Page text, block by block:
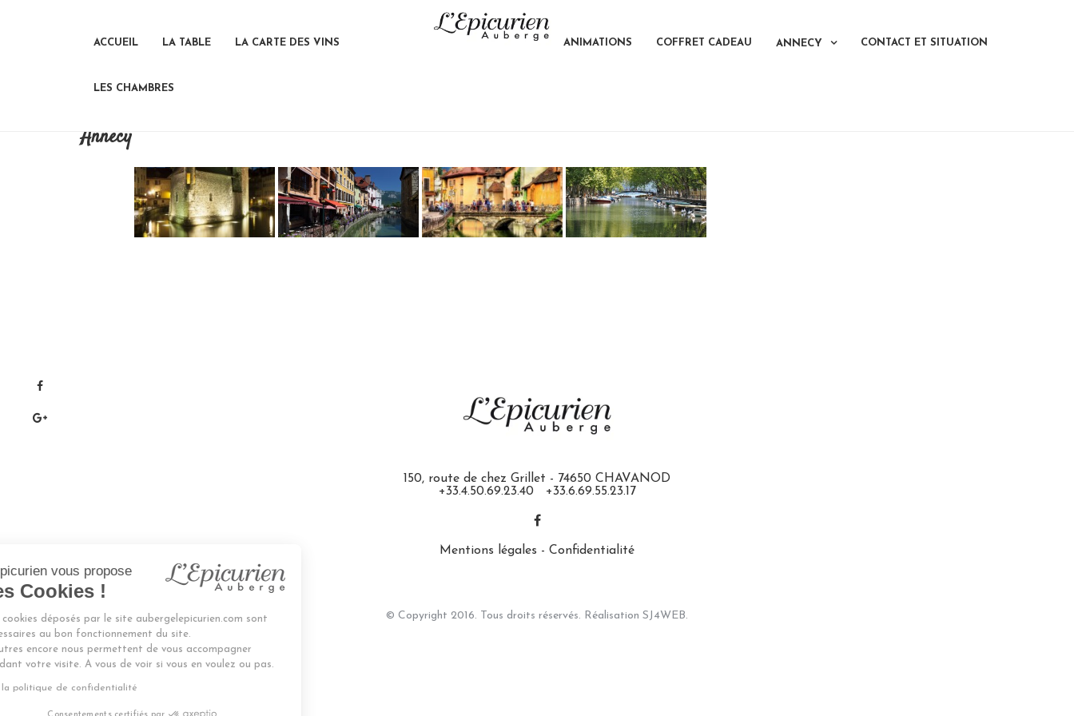
ACCUEIL LA TABLE LA CARTE DES VINS
LES CHAMBRES
ANIMATIONS COFFRET CADEAU ANNECY CONTACT ET SITUATION
Annecy
150, route de chez Grillet - 74650 CHAVANOD
+33.4.50.69.23.40
+33.6.69.55.23.17
Mentions légales - Confidentialité
© Copyright 2016. Tous droits réservés. Réalisation SJ4WEB.
L'Epicurien vous propose
des Cookies !
Les cookies déposés par le site aubergelepicurien.com sont
nécessaires au bon fonctionnement du site.
D'autres encore nous permettent de vous accompagner
pendant votre visite. A vous de voir si vous en voulez ou pas.
Lire la politique de confidentialité